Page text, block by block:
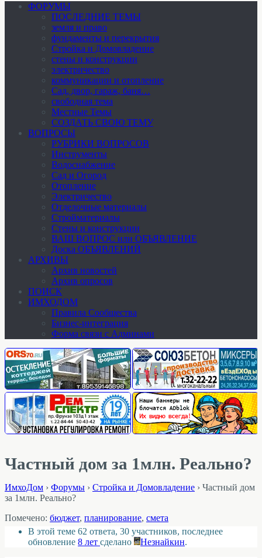
ФОРУМЫ
ПОСЛЕДНИЕ ТЕМЫ
земля и право
фундаменты и перекрытия
Стройка и Домовладение
стены и конструкции
электричество
коммуникации и отопление
Cад, двор, гараж, баня…
свободная тема
Местные Темы
СОЗДАТЬ СВОЮ ТЕМУ
ВОПРОСЫ
РУБРИКИ ВОПРОСОВ
Инструменты
Водоснабжение
Сад и Огород
Отопление
Электричество
Отделочные материалы
Стройматериалы
Стены и конструкции
ВАШ ВОПРОС или ОБЪЯВЛЕНИЕ
Доска ОБЪЯВЛЕНИЙ
АРХИВЫ
Архив новостей
Архив опросов
ПОИСК
ИМХОДОМ
Правила Сообщества
Бизнес-интеграция
Форма связи с Админами
Частный дом за 1млн. Реально?
ИмхоДом › Форумы › Стройка и Домовладение › Частный дом
за 1млн. Реально?
Помечено: бюджет, планирование, смета
В этой теме 62 ответа, 30 участников, последнее
обновление 8 лет сделано Незнайкин.